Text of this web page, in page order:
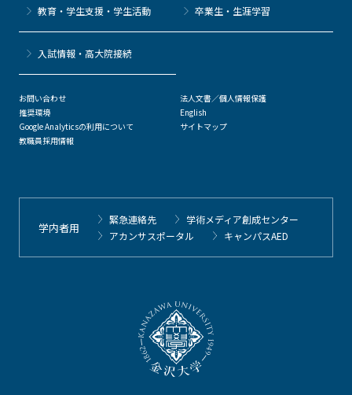
教育・学生支援・学生活動 卒業生・生涯学習
⼊試情報・高大院接続
お問い合わせ
推奨環境
Google Analyticsの利用について
教職員採用情報
法人文書／個人情報保護
English
サイトマップ
学内者用
緊急連絡先
学術メディア創成センター
アカンサスポータル
キャンパスAED